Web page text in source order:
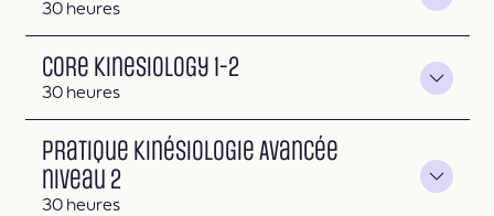
Durée
30 heures
Core Kinesiology 1-2
Durée
30 heures
Pratique Kinésiologie Avancée
niveau 2
Durée
30 heures